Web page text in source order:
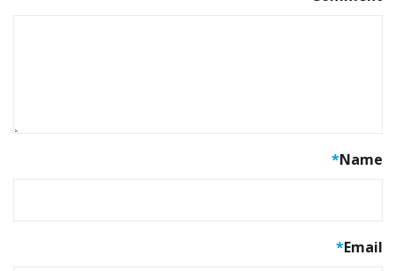
Name
*
Email
*